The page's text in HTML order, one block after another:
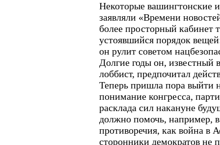
Некоторые вашингтонские
заявляли «Времени
более просторный кабинет
устоявшийся порядок
он рулит советом
Долгие годы он, известный
лоббист, предпочитал
Теперь пришла пора выйти
понимание конгресса,
расклада сил накануне
должно помочь, например,
противоречия, как война в
сторонники демократов не